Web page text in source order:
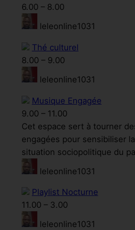
6.00 – 8.00
leleonline1031
Thé culturel
8.00 – 9.00
leleonline1031
Musique Engagée
9.00 – 11.00
Cet espace sert à tourner
engagées pour sensibiliser
situation sociopolitique du
leleonline1031
Playlist Nocturne
11.00 – 3.00
leleonline1031